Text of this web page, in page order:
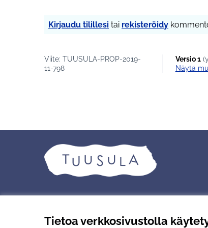
Tietoa verkkosivustolla
Kirjaudu tilillesi tai rekisteröidy
Viite: TUUSULA-PROP-2019-
11-798
Versio 1
näytä